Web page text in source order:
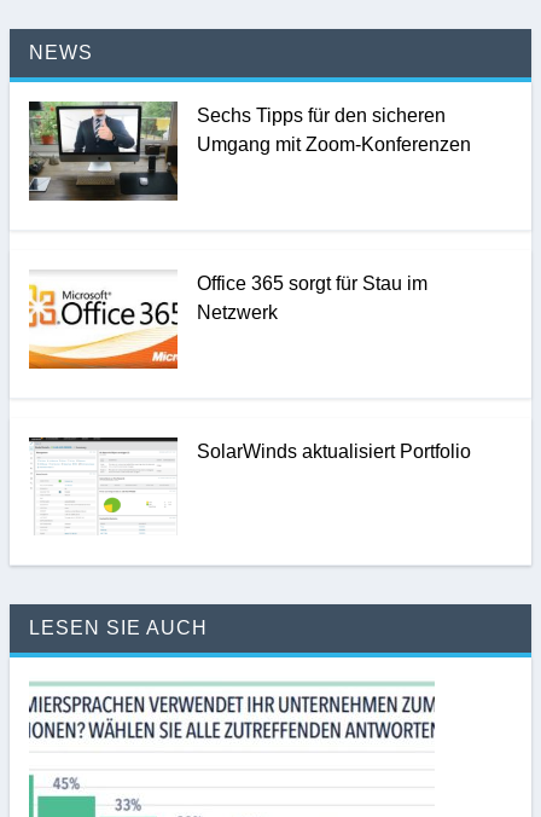
NEWS
Sechs Tipps für den sicheren
Umgang mit Zoom-Konferenzen
Office 365 sorgt für Stau im
Netzwerk
SolarWinds aktualisiert Portfolio
LESEN SIE AUCH